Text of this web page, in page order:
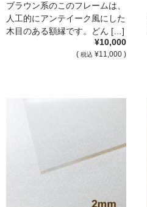
ブラウン系のこのフレームは、
人工的にアンテイーク風にした
木目のある額縁です。どん […]
¥10,000
( 税込 ¥11,000 )